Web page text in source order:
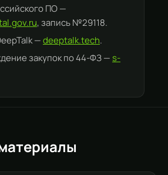
ПО —
, запись №29118.
—deeptalk.tech.
закупок по 44-ФЗ —s-